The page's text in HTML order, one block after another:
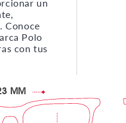
un
Conoce
Polo
con tus
MM